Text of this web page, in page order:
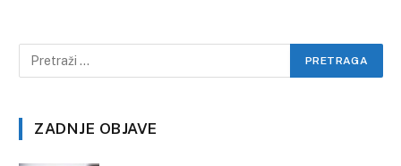
ZADNJE OBJAVE